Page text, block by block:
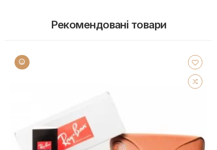
Рекомендовані товари